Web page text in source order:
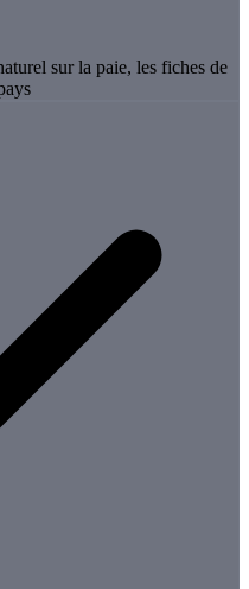
sur la paie, les fiches de